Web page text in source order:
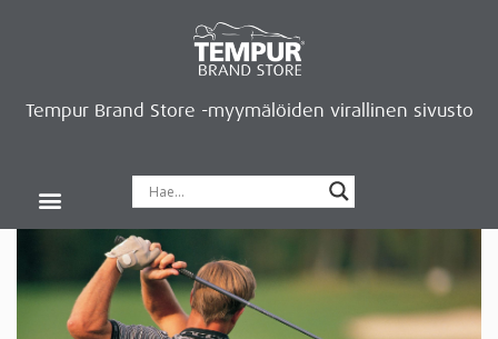
Tempur Brand Store -myymälöiden virallinen sivusto